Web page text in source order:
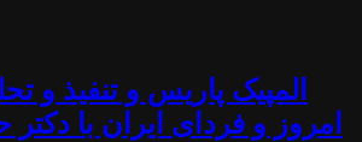
المپیک پاریس و تنفیذ و
امروز و فردای ایران با